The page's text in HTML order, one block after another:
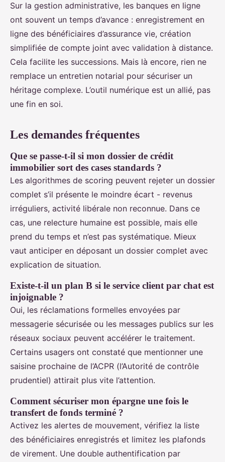
Sur la gestion administrative, les banques en ligne
ont souvent un temps d’avance : enregistrement en
ligne des bénéficiaires d’assurance vie, création
simplifiée de compte joint avec validation à distance.
Cela facilite les successions. Mais là encore, rien ne
remplace un entretien notarial pour sécuriser un
héritage complexe. L’outil numérique est un allié, pas
une fin en soi.
Les demandes fréquentes
Que se passe-t-il si mon dossier de crédit
immobilier sort des cases standards ?
Les algorithmes de scoring peuvent rejeter un dossier
complet s’il présente le moindre écart - revenus
irréguliers, activité libérale non reconnue. Dans ce
cas, une relecture humaine est possible, mais elle
prend du temps et n’est pas systématique. Mieux
vaut anticiper en déposant un dossier complet avec
explication de situation.
Existe-t-il un plan B si le service client par chat est
injoignable ?
Oui, les réclamations formelles envoyées par
messagerie sécurisée ou les messages publics sur les
réseaux sociaux peuvent accélérer le traitement.
Certains usagers ont constaté que mentionner une
saisine prochaine de l’ACPR (l’Autorité de contrôle
prudentiel) attirait plus vite l’attention.
Comment sécuriser mon épargne une fois le
transfert de fonds terminé ?
Activez les alertes de mouvement, vérifiez la liste
des bénéficiaires enregistrés et limitez les plafonds
de virement. Une double authentification par